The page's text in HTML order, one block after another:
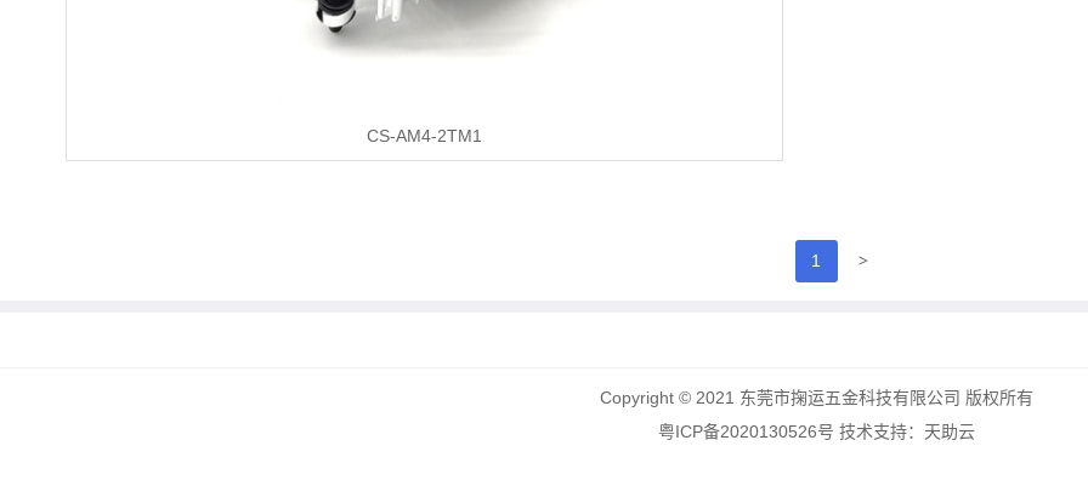
CS-AM4-2TM1
1 >
Copyright © 2021 东莞市掬运五金科技有限公司 版权所有
粤ICP备2020130526号 技术支持： 天助云